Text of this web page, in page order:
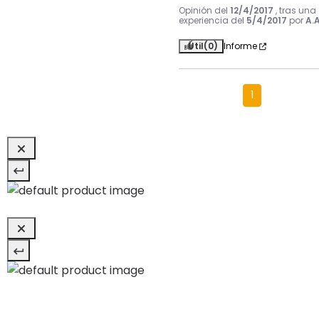
Opinión del 12/4/2017 , tras una
experiencia del 5/4/2017 por
Útil(0) Informe
1